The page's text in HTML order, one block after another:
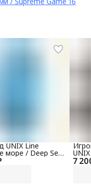
UNIX Line
море / Deep Sea
сиденье 7